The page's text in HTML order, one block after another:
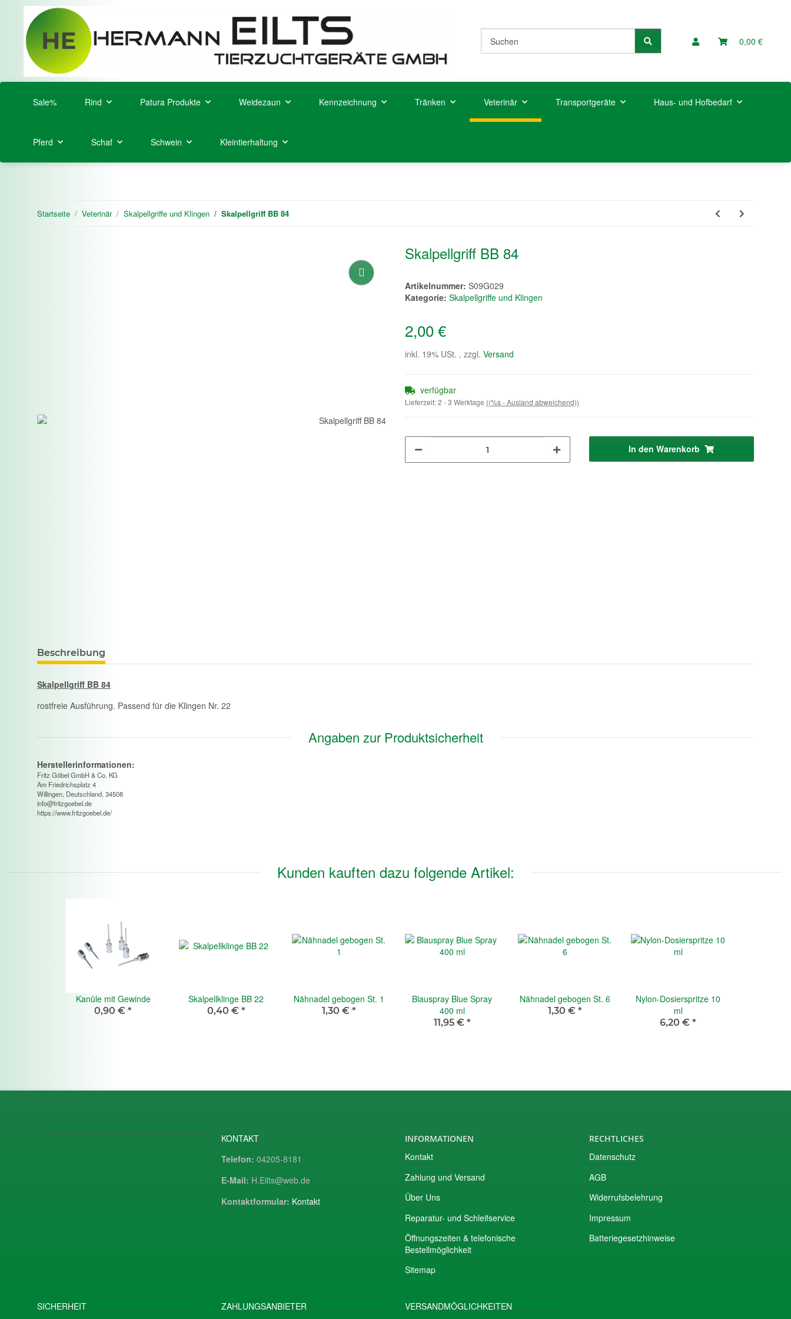
0,00 €
Sale% Rind Patura Produkte Weidezaun Kennzeichnung Tränken Veterinär Transportgeräte Haus- und Hofbedarf
Pferd Schaf Schwein Kleintierhaltung
Startseite Veterinär Skalpellgriffe und Klingen Skalpellgriff BB 84
Skalpellgriff BB 84
Artikelnummer: S09G029
Kategorie: Skalpellgriffe und Klingen
2,00 €
inkl. 19% USt. , zzgl. Versand
verfügbar
Lieferzeit:2 - 3 Werktage ((%s - Ausland abweichend))
In den Warenkorb
Beschreibung
Skalpellgriff BB 84
rostfreie Ausführung. Passend für die Klingen Nr. 22
Angaben zur Produktsicherheit
Herstellerinformationen:
Fritz Göbel GmbH & Co. KG
Am Friedrichsplatz 4
Willingen, Deutschland, 34508
info@fritzgoebel.de
https://www.fritzgoebel.de/
Kunden kauften dazu folgende Artikel:
Kanüle mit Gewinde
0,90 € *
Skalpellklinge BB 22
0,40 € *
Nähnadel gebogen St. 1
1,30 € *
Blauspray Blue Spray
400 ml
11,95 € *
Nähnadel gebogen St. 6
1,30 € *
Nylon-Dosierspritze 10
ml
6,20 € *
KONTAKT
Telefon: 04205-8181
E-Mail: H.Eilts@web.de
Kontaktformular: Kontakt
INFORMATIONEN
Kontakt
Zahlung und Versand
Über Uns
Reparatur- und Schleifservice
Öffnungszeiten & telefonische
Bestellmöglichkeit
Sitemap
RECHTLICHES
Datenschutz
AGB
Widerrufsbelehrung
Impressum
Batteriegesetzhinweise
SICHERHEIT ZAHLUNGSANBIETER VERSANDMÖGLICHKEITEN